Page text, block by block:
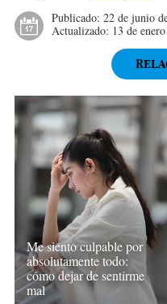
Publicado: 22 de junio
Actualizado: 13 de
Me siento culpable por
absolutamente todo:
cómo dejar de sentirme
mal